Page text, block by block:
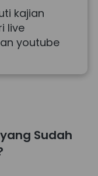
kajian
live
youtube
Sudah